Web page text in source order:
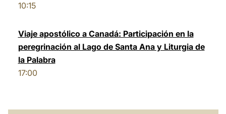
10:15
Viaje apostólico a Canadá: Participación en la
peregrinación al Lago de Santa Ana y Liturgia de
la Palabra
17:00